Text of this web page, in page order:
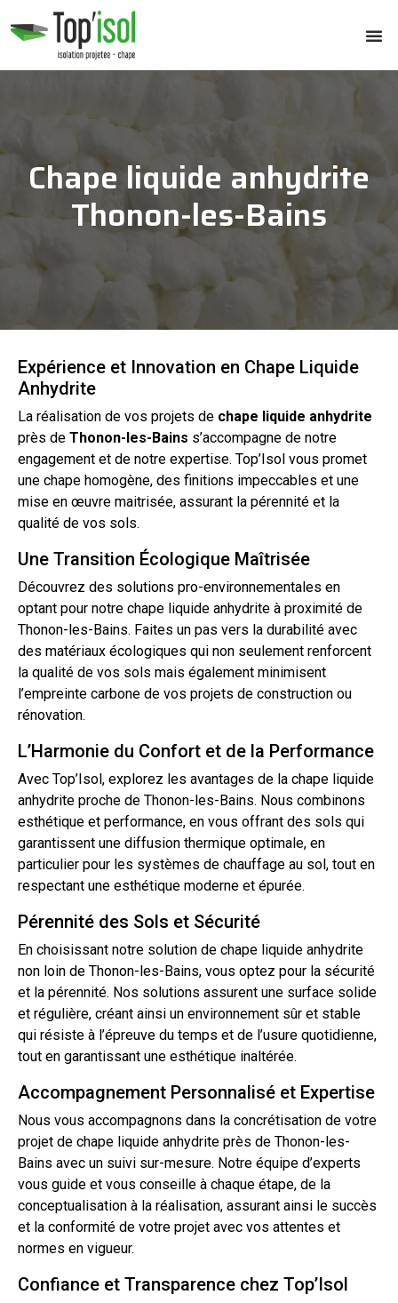
Chape liquide anhydrite
Thonon-les-Bains
Expérience et Innovation en Chape Liquide
Anhydrite
La réalisation de vos projets de chape liquide anhydrite
près de Thonon-les-Bains s’accompagne de notre
engagement et de notre expertise. Top’Isol vous promet
une chape homogène, des finitions impeccables et une
mise en œuvre maitrisée, assurant la pérennité et la
qualité de vos sols.
Une Transition Écologique Maîtrisée
Découvrez des solutions pro-environnementales en
optant pour notre chape liquide anhydrite à proximité de
Thonon-les-Bains. Faites un pas vers la durabilité avec
des matériaux écologiques qui non seulement renforcent
la qualité de vos sols mais également minimisent
l’empreinte carbone de vos projets de construction ou
rénovation.
L’Harmonie du Confort et de la Performance
Avec Top’Isol, explorez les avantages de la chape liquide
anhydrite proche de Thonon-les-Bains. Nous combinons
esthétique et performance, en vous offrant des sols qui
garantissent une diffusion thermique optimale, en
particulier pour les systèmes de chauffage au sol, tout en
respectant une esthétique moderne et épurée.
Pérennité des Sols et Sécurité
En choisissant notre solution de chape liquide anhydrite
non loin de Thonon-les-Bains, vous optez pour la sécurité
et la pérennité. Nos solutions assurent une surface solide
et régulière, créant ainsi un environnement sûr et stable
qui résiste à l’épreuve du temps et de l’usure quotidienne,
tout en garantissant une esthétique inaltérée.
Accompagnement Personnalisé et Expertise
Nous vous accompagnons dans la concrétisation de votre
projet de chape liquide anhydrite près de Thonon-les-
Bains avec un suivi sur-mesure. Notre équipe d’experts
vous guide et vous conseille à chaque étape, de la
conceptualisation à la réalisation, assurant ainsi le succès
et la conformité de votre projet avec vos attentes et
normes en vigueur.
Confiance et Transparence chez Top’Isol